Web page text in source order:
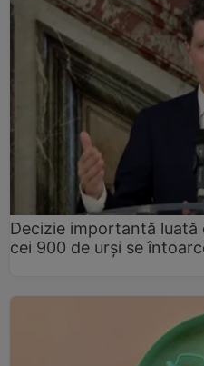
Decizie importantă luată
cei 900 de urși se